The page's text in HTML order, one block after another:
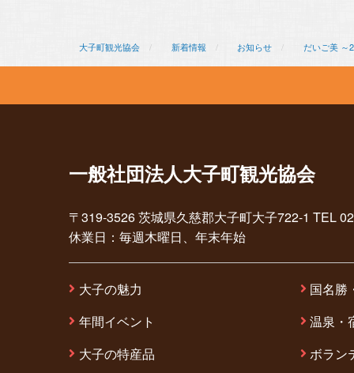
大子町観光協会 新着情報 お知らせ だいご美 ～
一般社団法人大子町観光協会
〒319-3526 茨城県久慈郡大子町大子722-1 TEL
休業日：毎週木曜日、年末年始
大子の魅力
国名勝
年間イベント
温泉・
大子の特産品
ボラン